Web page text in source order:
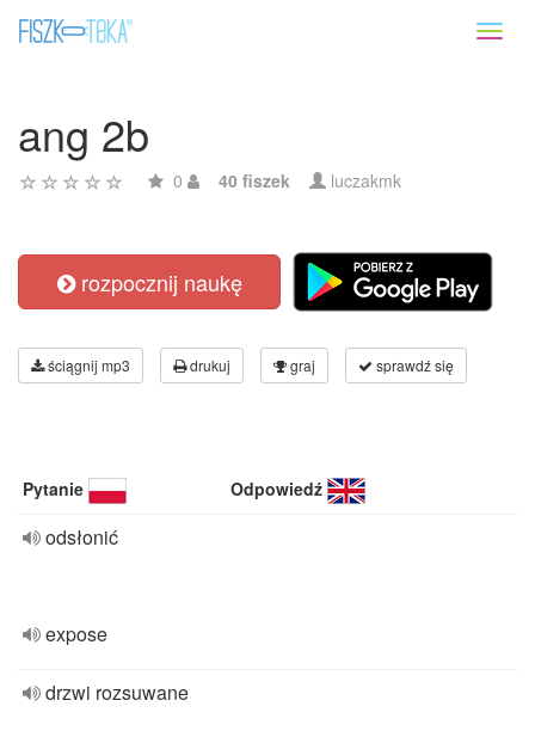
ang 2b
0 40 fiszek luczakmk
rozpocznij naukę
ściągnij mp3 drukuj graj sprawdź się
Pytanie Odpowiedź
odsłonić
expose
drzwi rozsuwane